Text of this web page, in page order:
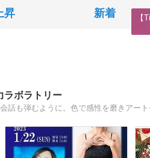
昇 新着
ラボラトリー
【